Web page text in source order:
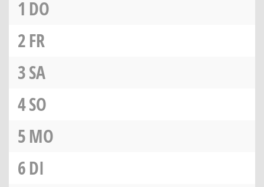
1 DO
2FR
3SA
4SO
5MO
6DI